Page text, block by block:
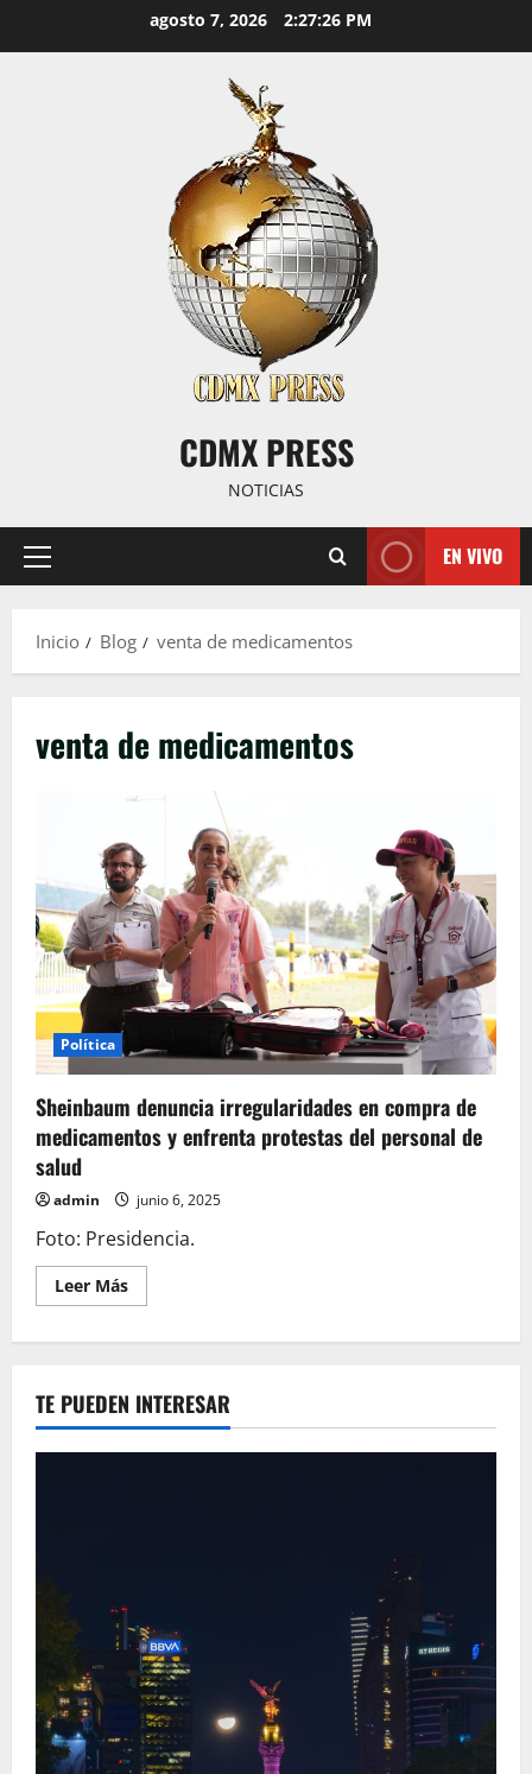
agosto 7, 2026 2:27:27 PM
CDMX PRESS
NOTICIAS
Menú
EN VIVO
Inicio Blog venta de medicamentos
venta de medicamentos
Política
Sheinbaum denuncia irregularidades en compra de
medicamentos y enfrenta protestas del personal de
salud
admin junio 6, 2025
Foto: Presidencia.
Leer MásLeer
más
en
compra
de
medicamentos
TE PUEDEN INTERESAR